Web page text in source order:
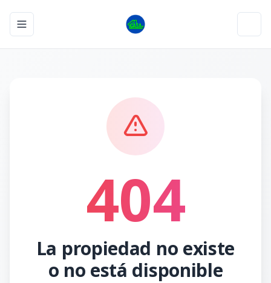
Toggle navigation menu
404
La propiedad no existe
o no está disponible